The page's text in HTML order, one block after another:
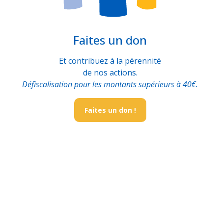
Faites un don
Et contribuez à la pérennité
de nos actions.
Défiscalisation pour les montants supérieurs à 40€.
Faites un don !